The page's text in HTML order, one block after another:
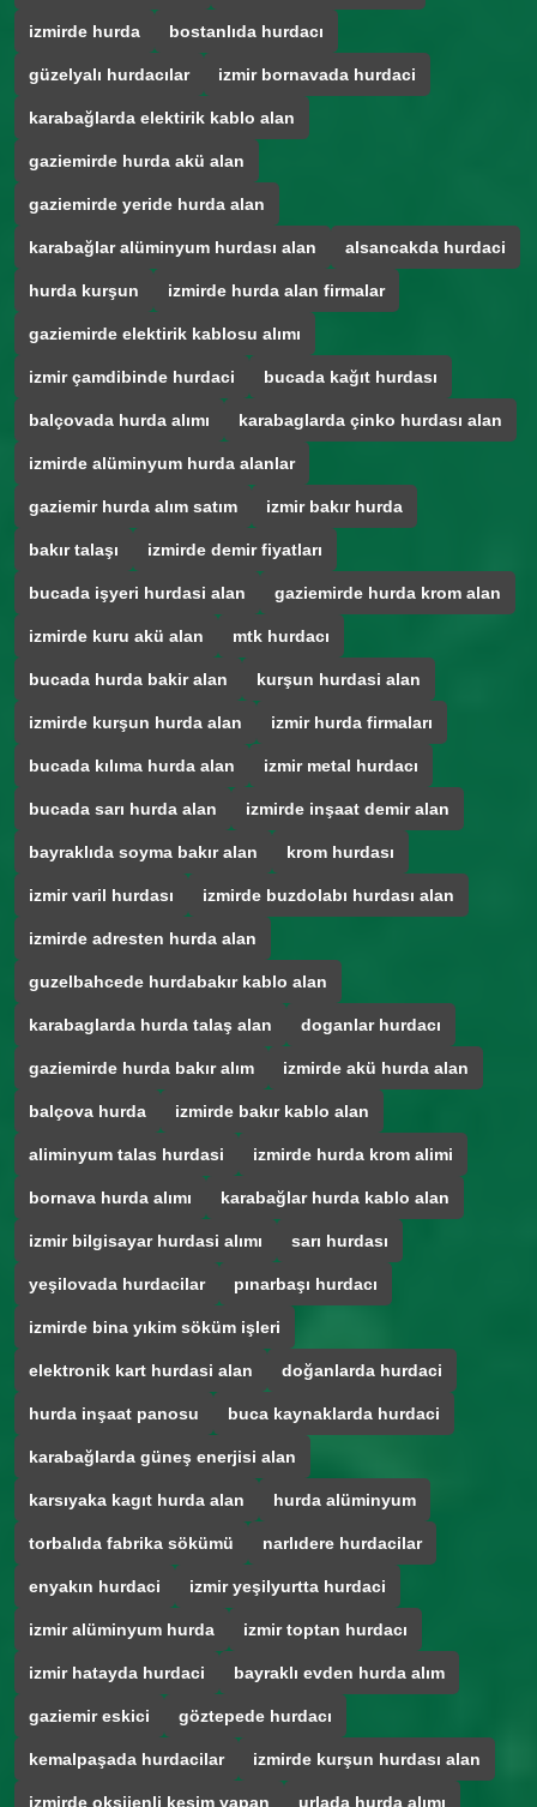
izmirde hurda bostanlıda hurdacı
güzelyalı hurdacılar izmir bornavada hurdaci
karabağlarda elektirik kablo alan
gaziemirde hurda akü alan
gaziemirde yeride hurda alan
karabağlar alüminyum hurdası alan alsancakda hurdaci
hurda kurşun izmirde hurda alan firmalar
gaziemirde elektirik kablosu alımı
izmir çamdibinde hurdaci bucada kağıt hurdası
balçovada hurda alımı karabaglarda çinko hurdası alan
izmirde alüminyum hurda alanlar
gaziemir hurda alım satım izmir bakır hurda
bakır talaşı izmirde demir fiyatları
bucada işyeri hurdasi alan gaziemirde hurda krom alan
izmirde kuru akü alan mtk hurdacı
bucada hurda bakir alan kurşun hurdasi alan
izmirde kurşun hurda alan izmir hurda firmaları
bucada kılıma hurda alan izmir metal hurdacı
bucada sarı hurda alan izmirde inşaat demir alan
bayraklıda soyma bakır alan krom hurdası
izmir varil hurdası izmirde buzdolabı hurdası alan
izmirde adresten hurda alan
guzelbahcede hurdabakır kablo alan
karabaglarda hurda talaş alan doganlar hurdacı
gaziemirde hurda bakır alım izmirde akü hurda alan
balçova hurda izmirde bakır kablo alan
aliminyum talas hurdasi izmirde hurda krom alimi
bornava hurda alımı karabağlar hurda kablo alan
izmir bilgisayar hurdasi alımı sarı hurdası
yeşilovada hurdacilar pınarbaşı hurdacı
izmirde bina yıkim söküm işleri
elektronik kart hurdasi alan doğanlarda hurdaci
hurda inşaat panosu buca kaynaklarda hurdaci
karabağlarda güneş enerjisi alan
karsıyaka kagıt hurda alan hurda alüminyum
torbalıda fabrika sökümü narlıdere hurdacilar
enyakın hurdaci izmir yeşilyurtta hurdaci
izmir alüminyum hurda izmir toptan hurdacı
izmir hatayda hurdaci bayraklı evden hurda alım
gaziemir eskici göztepede hurdacı
kemalpaşada hurdacilar izmirde kurşun hurdası alan
izmirde oksijenli kesim yapan urlada hurda alımı